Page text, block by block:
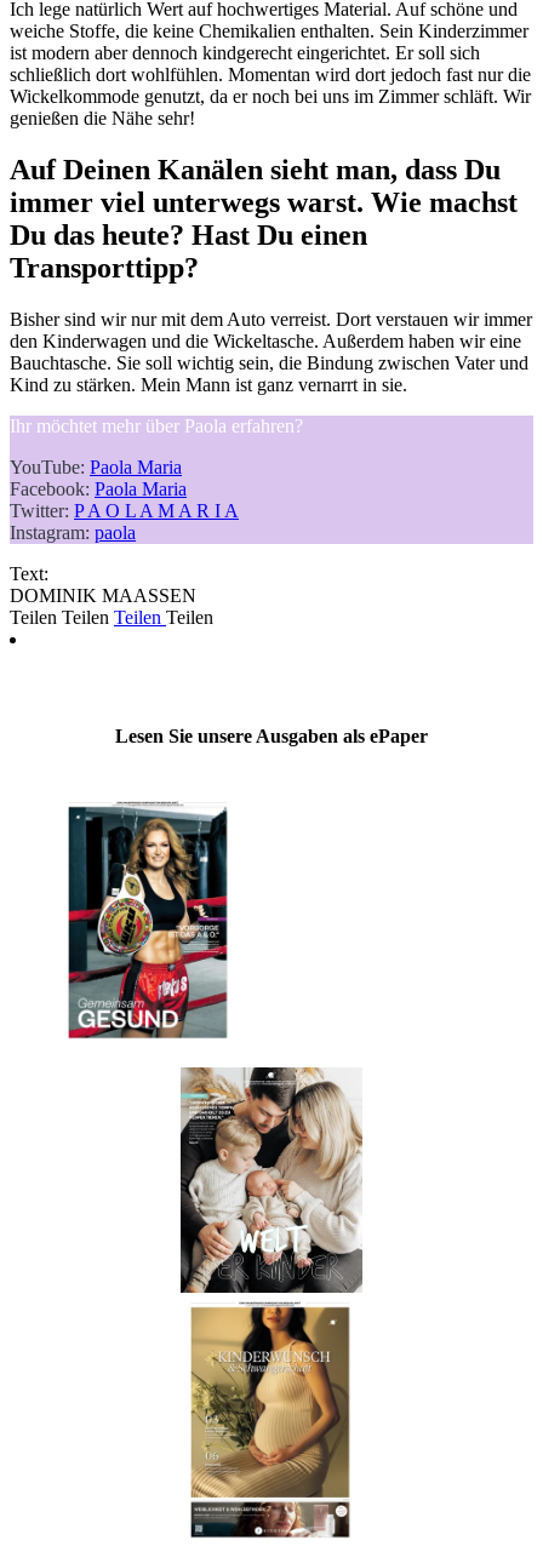
Ich lege natürlich Wert auf hochwertiges Material. Auf schöne und
weiche Stoffe, die keine Chemikalien enthalten. Sein Kinderzimmer
ist modern aber dennoch kindgerecht eingerichtet. Er soll sich
schließlich dort wohlfühlen. Momentan wird dort jedoch fast nur die
Wickelkommode genutzt, da er noch bei uns im Zimmer schläft. Wir
genießen die Nähe sehr!
Auf Deinen Kanälen sieht man, dass Du
immer viel unterwegs warst. Wie machst
Du das heute? Hast Du einen
Transporttipp?
Bisher sind wir nur mit dem Auto verreist. Dort verstauen wir immer
den Kinderwagen und die Wickeltasche. Außerdem haben wir eine
Bauchtasche. Sie soll wichtig sein, die Bindung zwischen Vater und
Kind zu stärken. Mein Mann ist ganz vernarrt in sie.
Ihr möchtet mehr über Paola erfahren?
YouTube: Paola Maria
Facebook: Paola Maria
Twitter: P A O L A M A R I A
Instagram: paola
Text:
DOMINIK MAASSEN
Teilen Teilen Teilen Teilen
Lesen Sie unsere Ausgaben als ePaper